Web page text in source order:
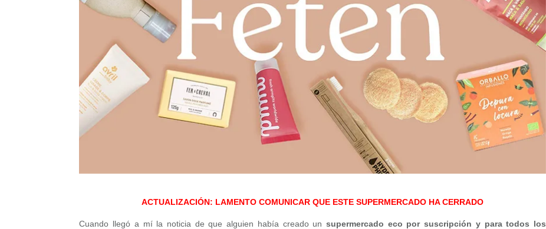
ACTUALIZACIÓN: LAMENTO COMUNICAR QUE ESTE SUPERMERCADO HA CERRADO
Cuando llegó a mí la noticia de que alguien había creado unsupermercado eco por suscripción y para todos los